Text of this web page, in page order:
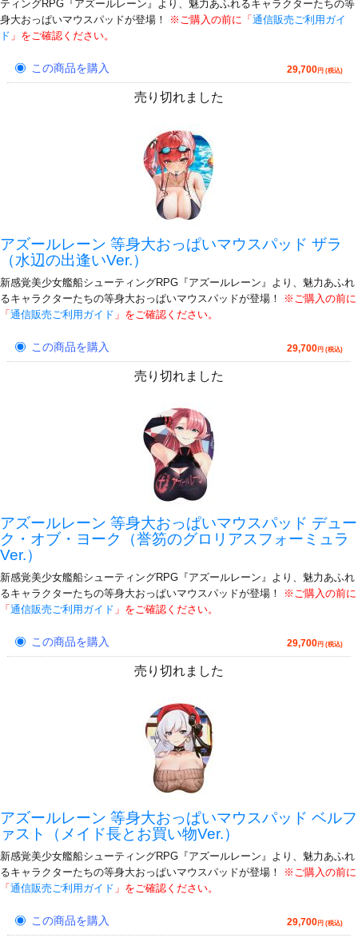
ティングRPG『アズールレーン』より、魅力あふれるキャラクターたちの等
身大おっぱいマウスパッドが登場！
※ご購入の前に「 通信販売ご利用ガイ
ド 」をご確認ください。
この商品を購入 29,700円 (税込)
売り切れました
アズールレーン 等身大おっぱいマウスパッド ザラ
（水辺の出逢いVer.）
新感覚美少女艦船シューティングRPG『アズールレーン』より、魅力あふれ
るキャラクターたちの等身大おっぱいマウスパッドが登場！
※ご購入の前に
「 通信販売ご利用ガイド 」をご確認ください。
この商品を購入 29,700円 (税込)
売り切れました
アズールレーン 等身大おっぱいマウスパッド デュー
ク・オブ・ヨーク（誉笏のグロリアスフォーミュラ
Ver.）
新感覚美少女艦船シューティングRPG『アズールレーン』より、魅力あふれ
るキャラクターたちの等身大おっぱいマウスパッドが登場！
※ご購入の前に
「 通信販売ご利用ガイド 」をご確認ください。
この商品を購入 29,700円 (税込)
売り切れました
アズールレーン 等身大おっぱいマウスパッド ベルフ
ァスト（メイド長とお買い物Ver.）
新感覚美少女艦船シューティングRPG『アズールレーン』より、魅力あふれ
るキャラクターたちの等身大おっぱいマウスパッドが登場！
※ご購入の前に
「 通信販売ご利用ガイド 」をご確認ください。
この商品を購入 29,700円 (税込)